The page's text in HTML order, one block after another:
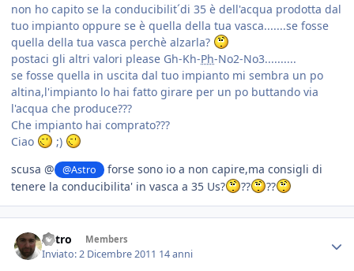
non ho capito se la conducibilit´di 35 è dell'acqua prodotta dal
tuo impianto oppure se è quella della tua vasca.......se fosse
quella della tua vasca perchè alzarla?
postaci gli altri valori please Gh-Kh-Ph-No2-No3..........
se fosse quella in uscita dal tuo impianto mi sembra un po
altina,l'impianto lo hai fatto girare per un po buttando via
l'acqua che produce???
Che impianto hai comprato???
Ciao
;)
scusa @
@Astro
forse sono io a non capire,ma consigli di
tenere la conducibilita' in vasca a 35 Us?
?? ??
Astro Members
Inviato:2 Dicembre 2011 14 anni